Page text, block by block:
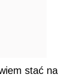
stać na